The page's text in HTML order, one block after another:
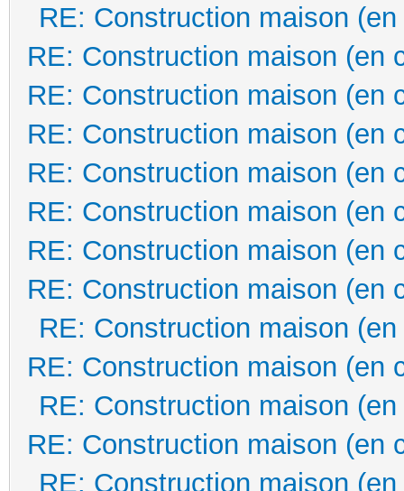
RE: Construction maison
RE: Construction maison (en
RE: Construction maison (en
RE: Construction maison (en
RE: Construction maison (en
RE: Construction maison (en
RE: Construction maison (en
RE: Construction maison (en
RE: Construction maison
RE: Construction maison (en
RE: Construction maison
RE: Construction maison (en
RE: Construction maison